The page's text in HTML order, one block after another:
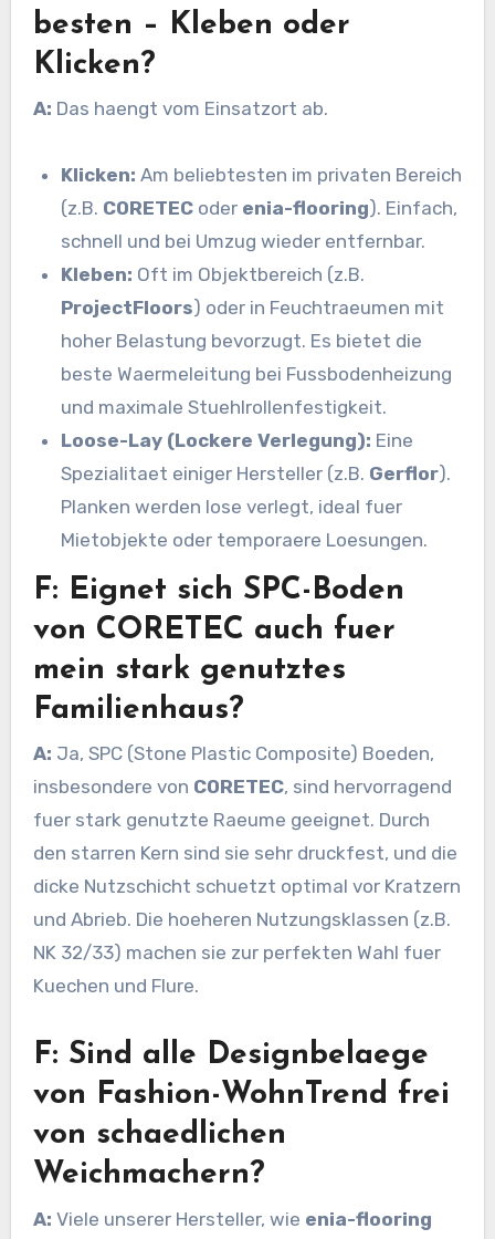
besten – Kleben oder
Klicken?
A: Das haengt vom Einsatzort ab.
Klicken: Am beliebtesten im privaten Bereich
(z.B. CORETEC oder enia-flooring). Einfach,
schnell und bei Umzug wieder entfernbar.
Kleben: Oft im Objektbereich (z.B.
ProjectFloors) oder in Feuchtraeumen mit
hoher Belastung bevorzugt. Es bietet die
beste Waermeleitung bei Fussbodenheizung
und maximale Stuehlrollenfestigkeit.
Loose-Lay (Lockere Verlegung): Eine
Spezialitaet einiger Hersteller (z.B. Gerflor).
Planken werden lose verlegt, ideal fuer
Mietobjekte oder temporaere Loesungen.
F: Eignet sich SPC-Boden
von CORETEC auch fuer
mein stark genutztes
Familienhaus?
A: Ja, SPC (Stone Plastic Composite) Boeden,
insbesondere von CORETEC, sind hervorragend
fuer stark genutzte Raeume geeignet. Durch
den starren Kern sind sie sehr druckfest, und die
dicke Nutzschicht schuetzt optimal vor Kratzern
und Abrieb. Die hoeheren Nutzungsklassen (z.B.
NK 32/33) machen sie zur perfekten Wahl fuer
Kuechen und Flure.
F: Sind alle Designbelaege
von Fashion-WohnTrend frei
von schaedlichen
Weichmachern?
A: Viele unserer Hersteller, wie enia-flooring